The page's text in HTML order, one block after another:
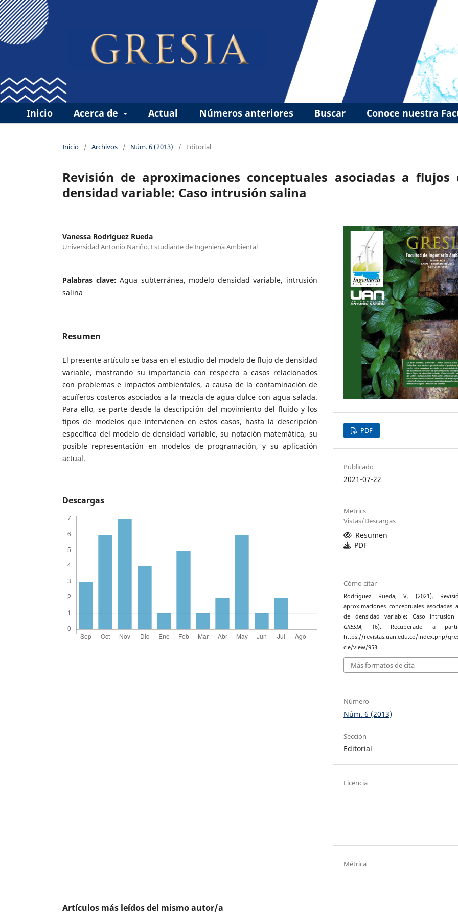
Inicio Acerca de Actual Números anteriores Buscar Conoce nuestra
Inicio / Archivos / Núm. 6 (2013) / Editorial
Revisión de aproximaciones conceptuales asociadas a flujos
densidad variable: Caso intrusión salina
Vanessa Rodríguez Rueda
Universidad Antonio Nariño. Estudiante de Ingeniería Ambiental
Palabras clave:Agua subterránea, modelo densidad variable, intrusión
salina
Resumen
El presente artículo se basa en el estudio del modelo de flujo de densidad
variable, mostrando su importancia con respecto a casos relacionados
con problemas e impactos ambientales, a causa de la contaminación de
acuíferos costeros asociados a la mezcla de agua dulce con agua salada.
Para ello, se parte desde la descripción del movimiento del fluido y los
tipos de modelos que intervienen en estos casos, hasta la descripción
específica del modelo de densidad variable, su notación matemática, su
posible representación en modelos de programación, y su aplicación
actual.
Descargas
PDF
Publicado
2021-07-22
Metrics
Vistas/Descargas
Resumen
PDF
Cómo citar
Rodríguez Rueda, V. (2021).
aproximaciones conceptuales asociadas
de densidad variable: Caso intrusión
GRESIA, (6). Recuperado a
https://revistas.uan.edu.co/index.php/
cle/view/953
Más formatos de cita
Número
Núm. 6 (2013)
Sección
Editorial
Licencia
Métrica
Artículos más leídos del mismo autor/a